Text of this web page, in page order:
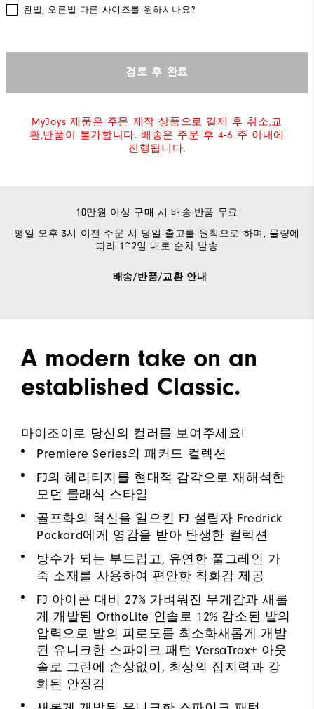
왼발, 오른발 다른 사이즈를 원하시나요?
검토 후 완료
MyJoys 제품은 주문 제작 상품으로 결제 후 취소,교
환,반품이 불가합니다. 배송은 주문 후 4-6 주 이내에
진행됩니다.
10만원 이상 구매 시 배송·반품 무료
평일 오후 3시 이전 주문 시 당일 출고를 원칙으로 하며, 물량에
따라 1~2일 내로 순차 발송
배송/반품/교환 안내
A modern take on an
established Classic.
마이조이로 당신의 컬러를 보여주세요!
Premiere Series의 패커드 컬렉션
FJ의 헤리티지를 현대적 감각으로 재해석한
모던 클래식 스타일
골프화의 혁신을 일으킨 FJ 설립자 Fredrick
Packard에게 영감을 받아 탄생한 컬렉션
방수가 되는 부드럽고, 유연한 풀그레인 가
죽 소재를 사용하여 편안한 착화감 제공
FJ 아이콘 대비 27% 가벼워진 무게감과 새롭
게 개발된 OrthoLite 인솔로 12% 감소된 발의
압력으로 발의 피로도를 최소화새롭게 개발
된 유니크한 스파이크 패턴 VersaTrax+ 아웃
솔로 그린에 손상없이, 최상의 접지력과 강
화된 안정감